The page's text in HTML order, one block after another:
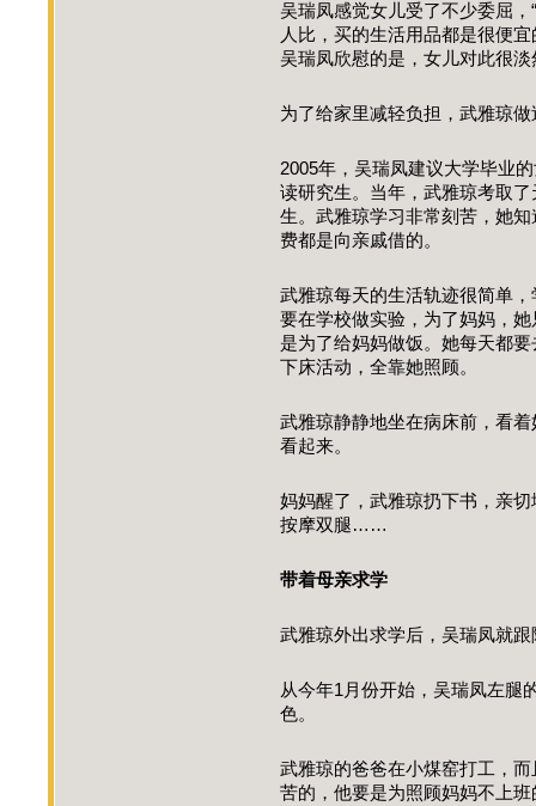
吴瑞凤感觉女儿受了不少委屈
人比，买的生活用品都是很便
吴瑞凤欣慰的是，女儿对此很淡
为了给家里减轻负担，武雅琼
2005年，吴瑞凤建议大学毕业
读研究生。当年，武雅琼考取
生。武雅琼学习非常刻苦，她
费都是向亲戚借的。
武雅琼每天的生活轨迹很简
要在学校做实验，为了妈妈，
是为了给妈妈做饭。她每天都
下床活动，全靠她照顾。
武雅琼静静地坐在病床前，看
看起来。
妈妈醒了，武雅琼扔下书，亲
按摩双腿……
带着母亲求学
武雅琼外出求学后，吴瑞凤就
从今年1月份开始，吴瑞凤左腿
色。
武雅琼的爸爸在小煤窑打工，
苦的，他要是为照顾妈妈不上